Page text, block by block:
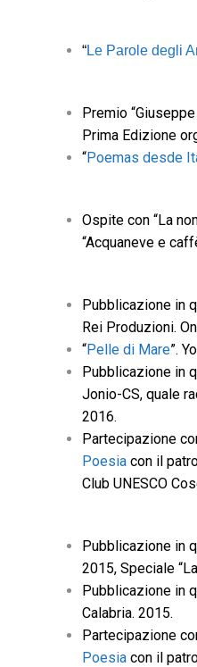
“Le Parole degli
Premio
Prima Edizione
“Poemas desde
Ospite con “La
“Acquaneve e
Pubblicazione in
Rei Produzioni.
“Pelle di Mare”.
Pubblicazione in
Jonio-CS, quale
2016.
Partecipazione
Poesia con il
Club UNESCO
Pubblicazione in
2015, Speciale
Pubblicazione in
Calabria. 2015.
Partecipazione
Poesia con il